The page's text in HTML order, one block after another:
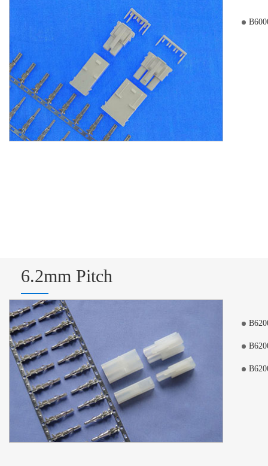
6.2mm Pitch